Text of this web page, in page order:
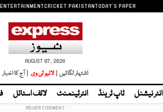
CRICKET PAKISTANTODAY'S PAPER
AUGUST 07, 2026
اشتہار لگائیں | لائیو ٹی وی | آج کا اخبار
انٹر نیشنل ٹاپ ٹرینڈ انٹرٹینمنٹ لائف اسٹائل